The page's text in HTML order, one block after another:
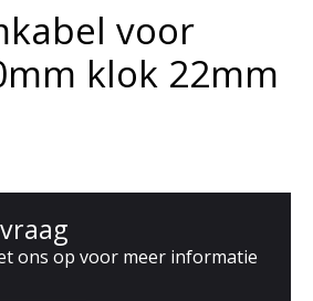
voor
klok 22mm
ons op voor meer informatie